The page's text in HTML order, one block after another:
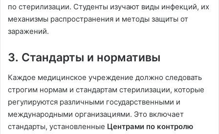
по стерилизации. Студенты изучают виды инфекций, их
механизмы распространения и методы защиты от
заражений.
3. Стандарты и нормативы
Каждое медицинское учреждение должно следовать
строгим нормам и стандартам стерилизации, которые
регулируются различными государственными и
международными организациями. Это включает
стандарты, установленные Центрами по контролю